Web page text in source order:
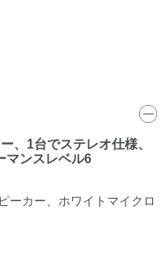
、1台でステレオ仕様、
マンスレベル6
ーカー、ホワイトマイクロ